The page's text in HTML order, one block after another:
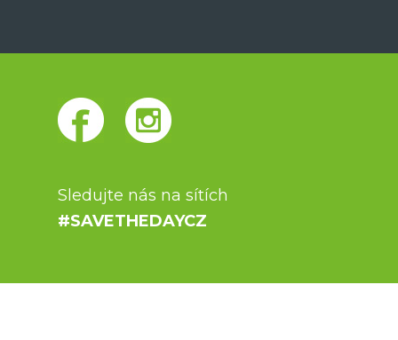
Sledujte nás na sítích
#SAVETHEDAYCZ